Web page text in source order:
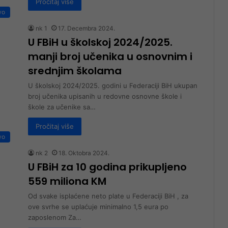
nk 1 17. Decembra 2024.
U FBiH u školskoj 2024/2025.
manji broj učenika u osnovnim i
srednjim školama
U školskoj 2024/2025. godini u Federaciji BiH ukupan
broj učenika upisanih u redovne osnovne škole i
škole za učenike sa…
Pročitaj više
nk 2 18. Oktobra 2024.
U FBiH za 10 godina prikupljeno
559 miliona KM
Od svake isplaćene neto plate u Federaciji BiH , za
ove svrhe se uplaćuje minimalno 1,5 eura po
zaposlenom Za…